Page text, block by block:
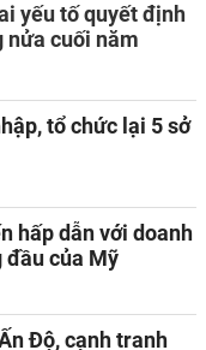
yếu tố quyết định
cuối năm
tổ chức lại 5 sở
hấp dẫn với doanh
đầu của Mỹ
Độ, cạnh tranh